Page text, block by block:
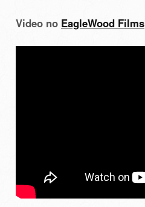
Video no EagleWood Films